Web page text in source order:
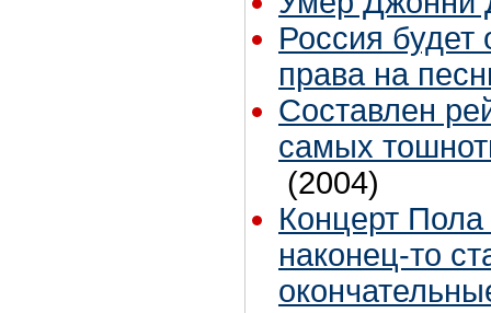
Россия будет
права на
Составлен
самых
(2004)
Концерт
наконец-то